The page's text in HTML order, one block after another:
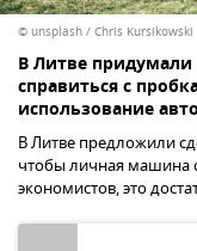
© unsplash / Chris Kursikowski
В Литве
справиться с
использование
В Литве предложили
чтобы личная машина
экономистов, это